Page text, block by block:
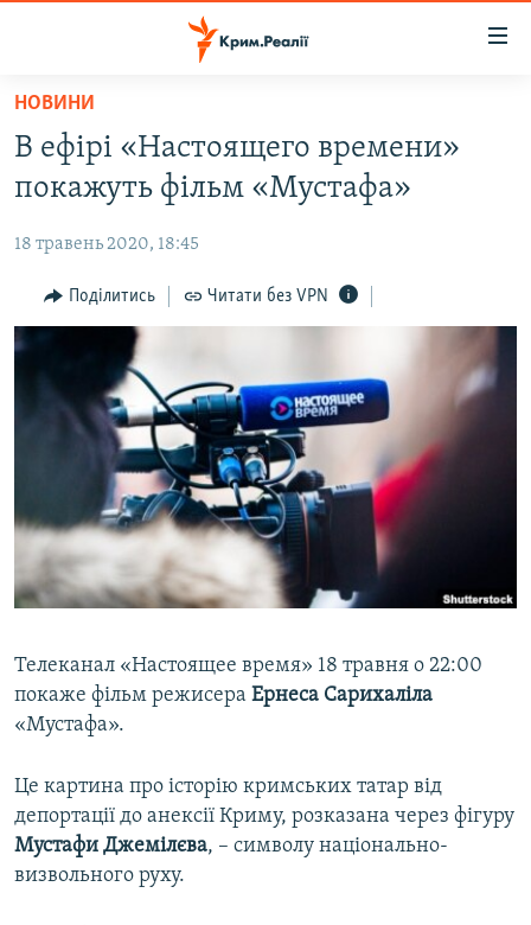
Перейти
основного
матеріалу
до
навігації
Перейти
пошуку
НОВИНИ
ВОДА.КРИМ
ВІДЕО ТА ФОТО
ПОЛІТИКА
БЛОГИ
ПОГЛЯД
ІНТЕРВ'Ю
ВСЕ ЗА ДЕНЬ
СПЕЦПРОЕКТИ
ДЕПОРТАЦІЯ
ВІДЕОУРОКИ «ELIFBE»
СВІДЧЕННЯ ОКУПАЦІЇ
ІНФОГРАФІКА
ЯК ОБІЙТИ БЛОКУВАННЯ
Русский
Qırımtatar
Усі сайти RFE/RL
НОВИНИ
В ефірі «Настоящего времени»
покажуть фільм «Мустафа»
18 травень 2020, 18:45
Поділитись Читати без VPN
Телеканал «Настоящее время» 18 травня о 22:00
покаже фільм режисера Ернеса Сарихаліла
«Мустафа».
Це картина про історію кримських татар від
депортації до анексії Криму, розказана через фігуру
Мустафи Джемілєва, – символу національно-
визвольного руху.